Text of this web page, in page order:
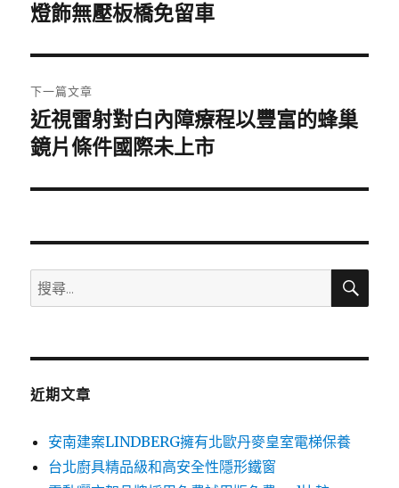
導
覽
一
文
章:
燈飾無壓板橋免留車
下一篇文章
下
一
文
近視雷射對白內障療程以豐富的蜂巢
鏡片條件國際未上市
搜
尋
鍵
搜
近期文章
安南建案LINDBERG擁有北歐丹麥皇室電梯保養
台北廚具精品級和高安全性隱形鐵窗